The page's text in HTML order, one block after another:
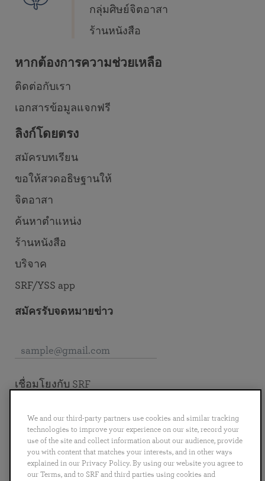
กลุ่มศิษย์จิตอาสา
ร้านหนังสือ
หากต้องการความช่วยเหลือ
ติดต่อกับเรา
เอกสารข้อมูลแจกฟรี
ลิงก์โดยตรง
สมัครบทเรียน
ขอให้สวดอธิษฐานให้
จิตอาสา
ค้นหาตำแหน่ง
ร้านหนังสือ
บริจาค
SRF/YSS app
สมัครรับจดหมายข่าว
English Deutsch Español Français
Italiano
Português
日本語 ไทย
เชื่อมโยงกับ SRF
We and our third-party partners use cookies and similar tracking
technologies to improve your experience on our site, record your
use of the site and collect information about our audience, provide
you with content that matches your interests, and in other ways
explained in our Privacy Policy. By using our website you agree to
our Terms, and to SRF and third parties using cookies and